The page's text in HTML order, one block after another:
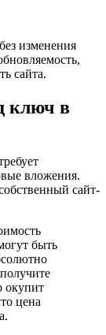
изменения
сайта.
ключ в
вложения.
сайт-
быть
окупит
цена